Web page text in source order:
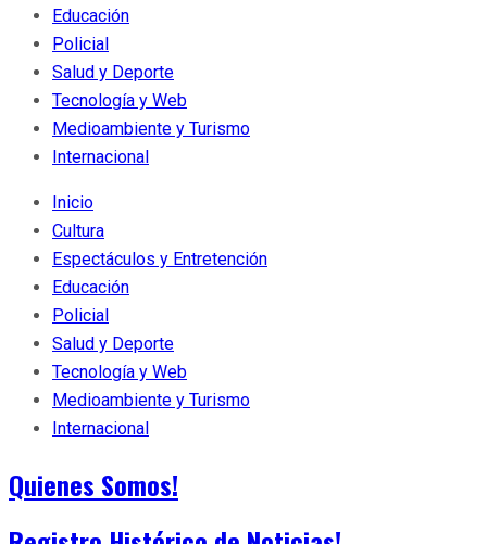
Educación
Policial
Salud y Deporte
Tecnología y Web
Medioambiente y Turismo
Internacional
Inicio
Cultura
Espectáculos y Entretención
Educación
Policial
Salud y Deporte
Tecnología y Web
Medioambiente y Turismo
Internacional
Quienes Somos!